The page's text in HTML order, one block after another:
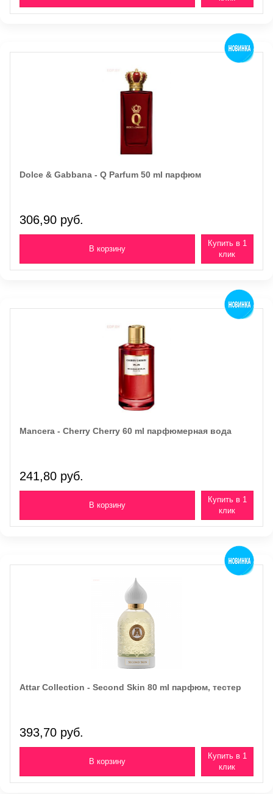
Dolce & Gabbana - Q Parfum 50 ml парфюм
306,90 руб.
Купить в 1
клик
Mancera - Cherry Cherry 60 ml парфюмерная вода
241,80 руб.
Купить в 1
клик
Attar Collection - Second Skin 80 ml парфюм, тестер
393,70 руб.
Купить в 1
клик